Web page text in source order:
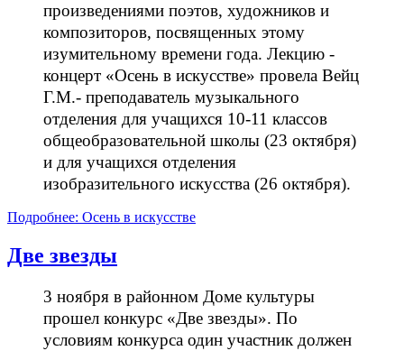
произведениями поэтов, художников и
композиторов, посвященных этому
изумительному времени года. Лекцию -
концерт «Осень в искусстве» провела Вейц
Г.М.- преподаватель музыкального
отделения для учащихся 10-11 классов
общеобразовательной школы (23 октября)
и для учащихся отделения
изобразительного искусства (26 октября).
Подробнее: Осень в искусстве
Две звезды
3 ноября в районном Доме культуры
прошел конкурс «Две звезды». По
условиям конкурса один участник должен